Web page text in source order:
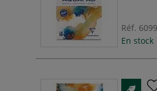
Réf.
En stock